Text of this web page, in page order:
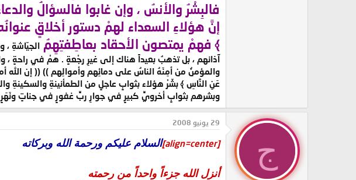
فالبِشْرُ والأنسُ ، وإن غابوا فالسؤالُ
إنَّ هؤلاءِ السعداء لهمْ دستور أخلاقٍ
﴾ فهمْ يمتصون الأحقاد بعاطِفتِهِمُ الجيّاشةِ ،
آذانهم ، بل تذهبُ بعيداً هناك إلى غيرِ رجْعةٍ . همْ في راحةٍ
والمؤمنُ من أمِنَهُ الناسُ على دمائِهم وأموالِهم )) (( إن
عَنِ النَّاسِ ﴾ بشّرْ هؤلاء بثوابٍ عاجلٍ من الطمأنينةِ والسكينةِ
وبشرهم بثوابٍ أخرويٍّ كبيرٍ في جوارِ ربٍّ غفورٍ في جناتٍ
ج
29 يونيو 2008
[align=center] السلام عليكم ورحمة الله وبركاته
أنزل الله جزءاً واحداً من رحمته